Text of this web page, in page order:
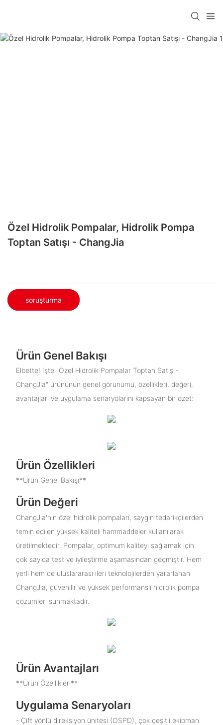
Özel Hidrolik Pompalar, Hidrolik Pompa
Toptan Satışı - ChangJia
soruşturma
Ürün Genel Bakışı
Elbette! İşte "Özel Hidrolik Pompalar Toptan Satış -
ChangJia" ürününün genel görünümü, özellikleri, değeri,
avantajları ve uygulama senaryolarını kapsayan bir özet:
Ürün Özellikleri
**Ürün Genel Bakışı**
Ürün Değeri
ChangJia'nın özel hidrolik pompaları, saygın tedarikçilerden
temin edilen yüksek kaliteli hammaddeler kullanılarak
üretilmektedir. Pompalar, optimum kaliteyi sağlamak için
çok sayıda test ve iyileştirme aşamasından geçmiştir. Hem
yerli hem de uluslararası ileri teknolojilerden yararlanan
ChangJia, güvenilir ve yüksek performanslı hidrolik pompa
çözümleri sunmaktadır.
Ürün Avantajları
**Ürün Özellikleri**
Uygulama Senaryoları
- Çift yönlü direksiyon ünitesi (OSPD), çok çeşitli ekipman